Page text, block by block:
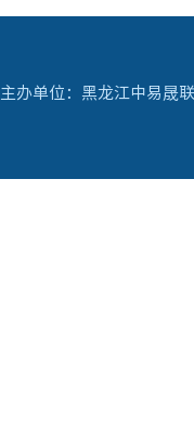
主办单位：黑龙江中易晟